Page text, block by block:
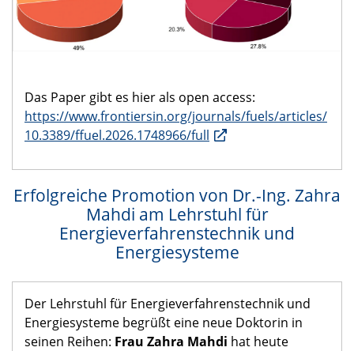
Das Paper gibt es hier als open access:
https://www.frontiersin.org/journals/fuels/articles/
10.3389/ffuel.2026.1748966/full
Erfolgreiche Promotion von Dr.-Ing. Zahra
Mahdi am Lehrstuhl für
Energieverfahrenstechnik und
Energiesysteme
Der Lehrstuhl für Energieverfahrenstechnik und
Energiesysteme begrüßt eine neue Doktorin in
seinen Reihen: Frau Zahra Mahdi hat heute